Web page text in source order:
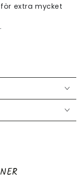
extra mycket